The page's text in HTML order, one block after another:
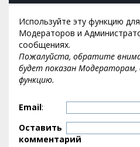
Используйте эту функцию
Модераторов и
сообщениях.
Пожалуйста, обратите
будет показан Модераторам,
функцию.
Email:
Оставить
комментарий